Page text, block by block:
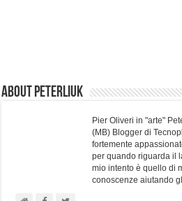
About Peterliuk
Pier Oliveri in "arte"
(MB) Blogger di
fortemente
per quando riguarda il
mio intento è quello di
conoscenze aiutando